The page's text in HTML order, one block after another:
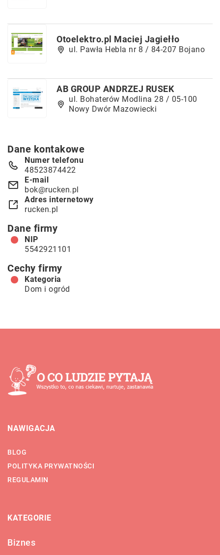
Otoelektro.pl Maciej Jagiełło
ul. Pawła Hebla nr 8 / 84-207 Bojano
AB GROUP ANDRZEJ RUSEK
ul. Bohaterów Modlina 28 / 05-100
Nowy Dwór Mazowiecki
Dane kontakowe
Numer telefonu
48523874422
E-mail
bok@rucken.pl
Adres internetowy
rucken.pl
Dane firmy
NIP
5542921101
Cechy firmy
Kategoria
Dom i ogród
NAWIGACJA
BLOG
POLITYKA PRYWATNOŚCI
REGULAMIN
KATEGORIE
Biznes